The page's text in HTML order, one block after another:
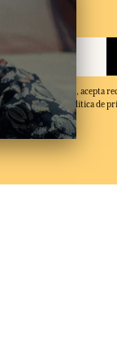
clic en 'Suscribirse', acepta
nuestra política de